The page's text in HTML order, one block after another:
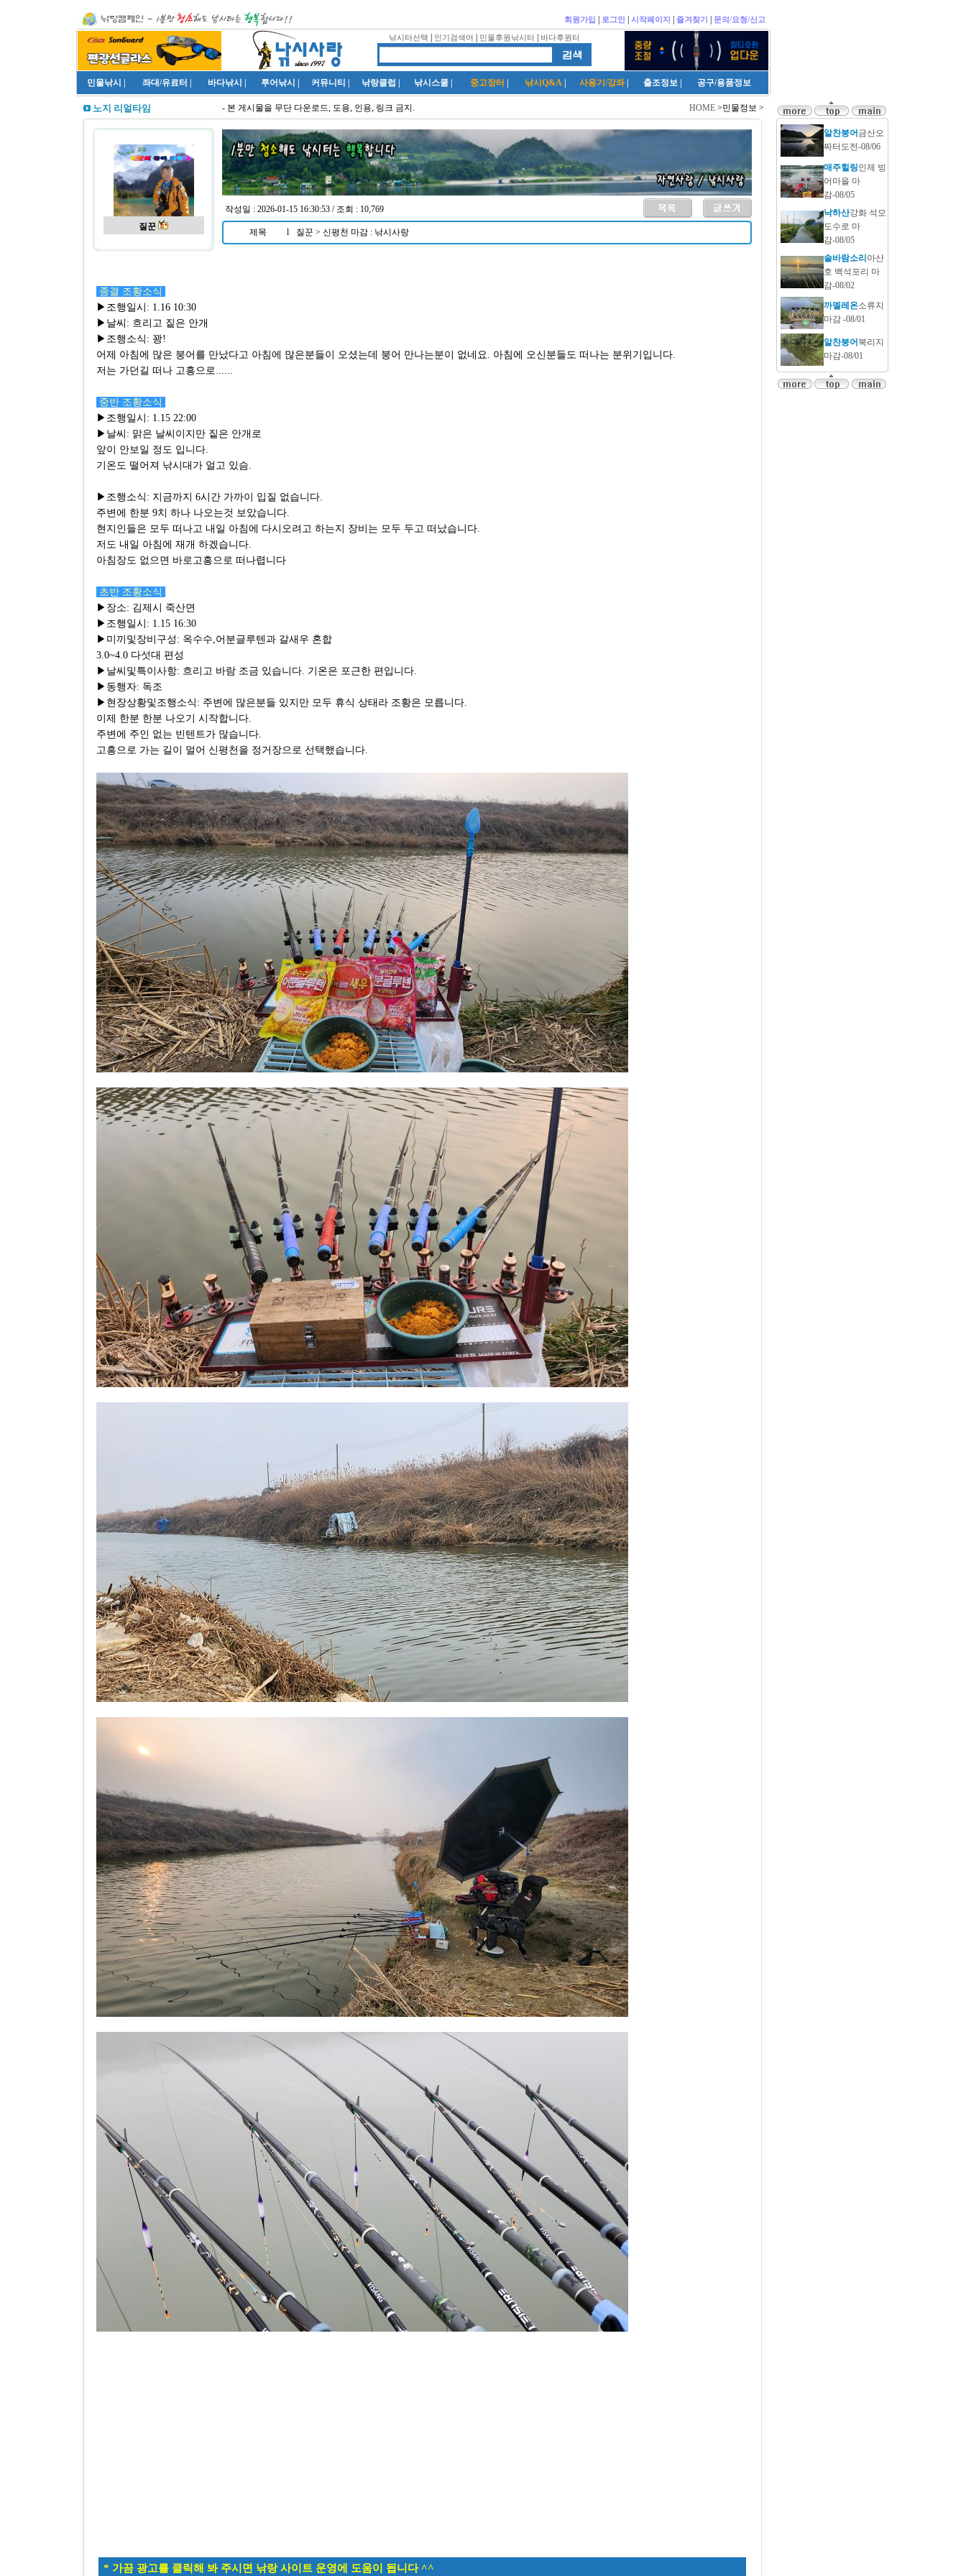
회원가입 로그인 시작페이지 즐겨찾기 문의/요청/신고
낚시터선택 인기검색어 민물후원낚시터 바다후원터
민물낚시 좌대/유료터 바다낚시 루어낚시 커뮤니티 낚랑클럽 낚시스쿨 중고장터 낚시Q&A 사용기/강좌 출조정보 공구/용품정보
노지 리얼타임 - 본 게시물을 무단 다운로드, 도용, 인용, 링크 금지. HOME>민물정보 >
질꾼
작성일 : 2026-01-15 16:30:53 / 조회 : 10,769
제목 l 질꾼 > 신평천 마감 : 낚시사랑
종결 조황소식
▶조행일시: 1.16 10:30
▶날씨: 흐리고 짙은 안개
▶조행소식: 꽝!
어제 아침에 많은 붕어를 만났다고 아침에 많은분들이 오셨는데 붕어 만나는분이 없네요. 아침에 오신분들도 떠나는 분위기입니다.
저는 가던길 떠나 고흥으로......
중반 조황소식
▶조행일시: 1.15 22:00
▶날씨: 맑은 날씨이지만 짙은 안개로
앞이 안보일 정도 입니다.
기온도 떨어져 낚시대가 얼고 있슴.
▶조행소식: 지금까지 6시간 가까이 입질 없습니다.
주변에 한분 9치 하나 나오는것 보았습니다.
현지인들은 모두 떠나고 내일 아침에 다시오려고 하는지 장비는 모두 두고 떠났습니다.
저도 내일 아침에 재개 하겠습니다.
아침장도 없으면 바로고흥으로 떠나렵니다
초반 조황소식
▶장소: 김제시 죽산면
▶조행일시: 1.15 16:30
▶미끼및장비구성: 옥수수,어분글루텐과 갈새우 혼합
3.0~4.0 다섯대 편성
▶날씨및특이사항: 흐리고 바람 조금 있습니다. 기온은 포근한 편입니다.
▶동행자: 독조
▶현장상황및조행소식: 주변에 많은분들 있지만 모두 휴식 상태라 조황은 모릅니다.
이제 한분 한분 나오기 시작합니다.
주변에 주인 없는 빈텐트가 많습니다.
고흥으로 가는 길이 멀어 신평천을 정거장으로 선택했습니다.
* 가끔 광고를 클릭해 봐 주시면 낚랑 사이트 운영에 도움이 됩니다 ^^
알찬붕어 금산오
짜터도전-08/06
매주힐링인제 빙
어마을 마
감-08/05
낙하산강화 석모
도수로 마
감-08/05
솔바람소리 아산
호 백석포리 마
감-08/02
까멜레온소류지
마감 -08/01
알찬붕어 북리지
마감-08/01